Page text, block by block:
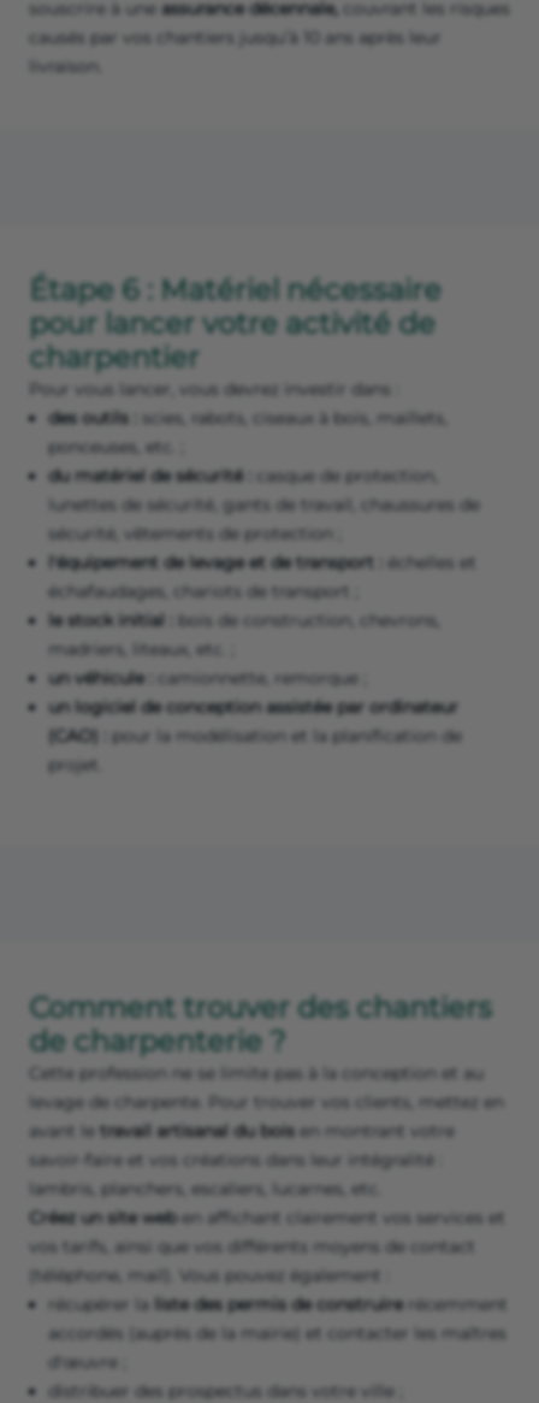
souscrire à une assurance décennale,
couvrant les risques
causés par vos chantiers jusqu’à 10 ans après leur
livraison.
Étape 6 : Matériel nécessaire
pour lancer votre activité de
charpentier
Pour vous lancer, vous devrez investir dans :
des outils :
scies, rabots, ciseaux à bois, maillets,
ponceuses, etc. ;
du matériel de sécurité :
casque de protection,
lunettes de sécurité, gants de travail, chaussures de
sécurité, vêtements de protection ;
l'équipement de levage et de transport : échelles et
échafaudages, chariots de transport ;
le stock initial : bois de construction, chevrons,
madriers, liteaux, etc. ;
un véhicule :
camionnette, remorque ;
un logiciel de conception assistée par ordinateur
(CAO) :
pour la modélisation et la planification de
projet.
Comment trouver des chantiers
de charpenterie ?
Cette profession ne se limite pas à la conception et au
levage de charpente. Pour trouver vos clients, mettez en
avant le travail artisanal du bois en montrant votre
savoir-faire et vos créations dans leur intégralité :
lambris, planchers, escaliers, lucarnes, etc.
Créez un site weben affichant clairement vos services et
vos tarifs, ainsi que vos différents moyens de contact
(téléphone, mail). Vous pouvez également :
récupérer la liste des permis de construirerécemment
accordés (auprès de la mairie) et contacter les maîtres
d'œuvre ;
distribuer des prospectus dans votre ville ;